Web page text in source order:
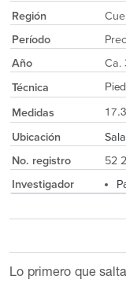
Región
Período
Año
Ca.
Técnica
Medidas
Ubicación
No. registro
52
Investigador
Lo primero que